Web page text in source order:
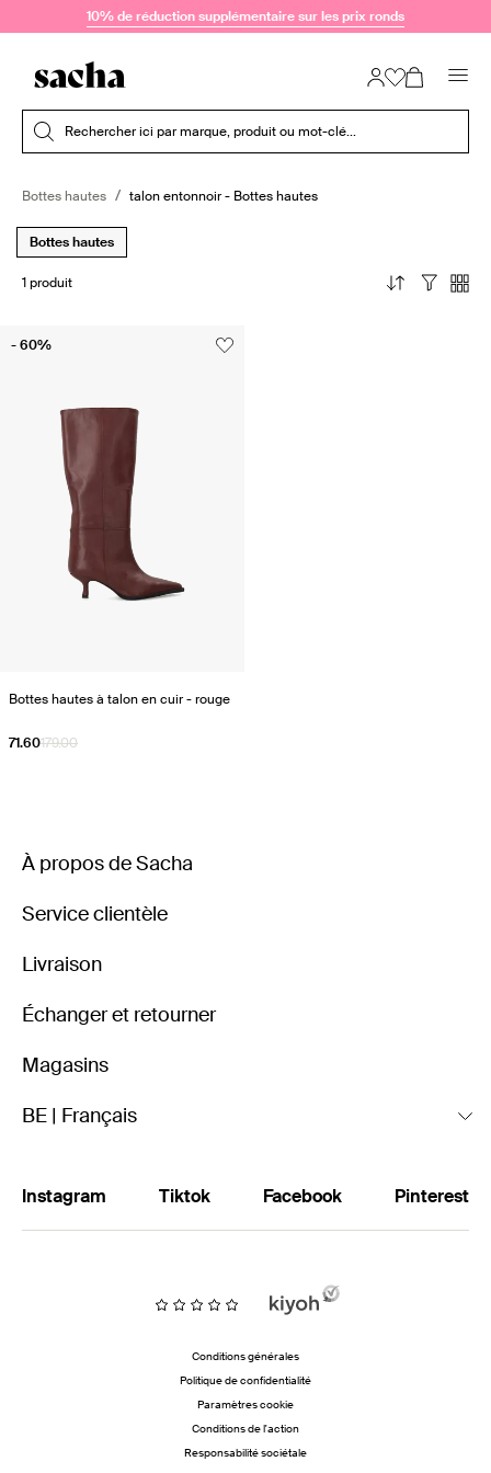
Passer au contenu10% de réduction supplémentaire sur les prix ronds
Rechercher ici par marque, produit ou mot-clé...
Bottes hautes talon entonnoir - Bottes hautes
Bottes hautes
1 produit
Bottes hautes à talon en cuir - rouge
179.00
71.60
- 60%
À propos de Sacha
Service clientèle
Livraison
Échanger et retourner
Magasins
BE | Français
Instagram Tiktok Facebook Pinterest
Conditions générales
Politique de confidentialité
Paramètres cookie
Conditions de l'action
Responsabilité sociétale